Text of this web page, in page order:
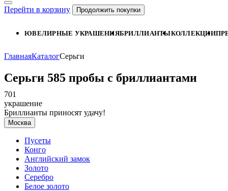
Перейти в корзину Продолжить покупки
ЮВЕЛИРНЫЕ УКРАШЕНИЯБРИЛЛИАНТЫКОЛЛЕКЦИИ
ГлавнаяКаталогСерьги
Серьги 585 пробы с бриллиантами
701
украшение
Бриллианты приносят удачу!
Москва
Пусеты
Конго
Английский замок
Золото
Серебро
Белое золото